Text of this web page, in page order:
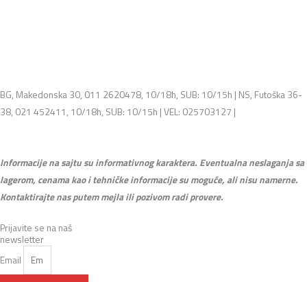
BG, Makedonska 30, 011 2620478, 10/18h, SUB: 10/15h | NS, Futoška 36-
38, 021 452411, 10/18h, SUB: 10/15h | VEL: 025703127 |
Informacije na sajtu su informativnog karaktera. Eventualna neslaganja sa
lagerom, cenama kao i tehničke informacije su moguće, ali nisu namerne.
Kontaktirajte nas putem mejla ili pozivom radi provere.
Prijavite se na naš
newsletter
Email